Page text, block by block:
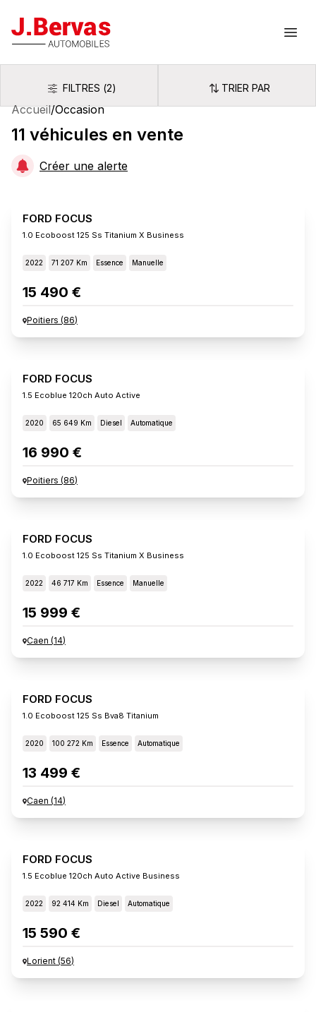
J.Bervas
FiltresFILTRES (2) Trier par
TRIER PAR
Accueil/Occasion
11 véhicules en vente
Créer une alerte
FORD FOCUS
1.0 Ecoboost 125 Ss Titanium X Business
2022 71 207 Km Essence Manuelle
15 490 €
Poitiers (86)
FORD FOCUS
1.5 Ecoblue 120ch Auto Active
2020 65 649 Km Diesel Automatique
16 990 €
Poitiers (86)
FORD FOCUS
1.0 Ecoboost 125 Ss Titanium X Business
2022 46 717 Km Essence Manuelle
15 999 €
Caen (14)
FORD FOCUS
1.0 Ecoboost 125 Ss Bva8 Titanium
2020 100 272 Km Essence Automatique
13 499 €
Caen (14)
FORD FOCUS
1.5 Ecoblue 120ch Auto Active Business
2022 92 414 Km Diesel Automatique
15 590 €
Lorient (56)